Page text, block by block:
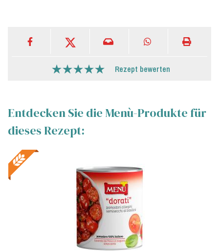
Rezept bewerten
Entdecken Sie die Menù-Produkte für
dieses Rezept: